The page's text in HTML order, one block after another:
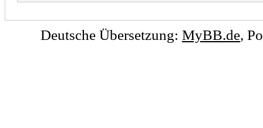
Deutsche Übersetzung: MyBB.de,